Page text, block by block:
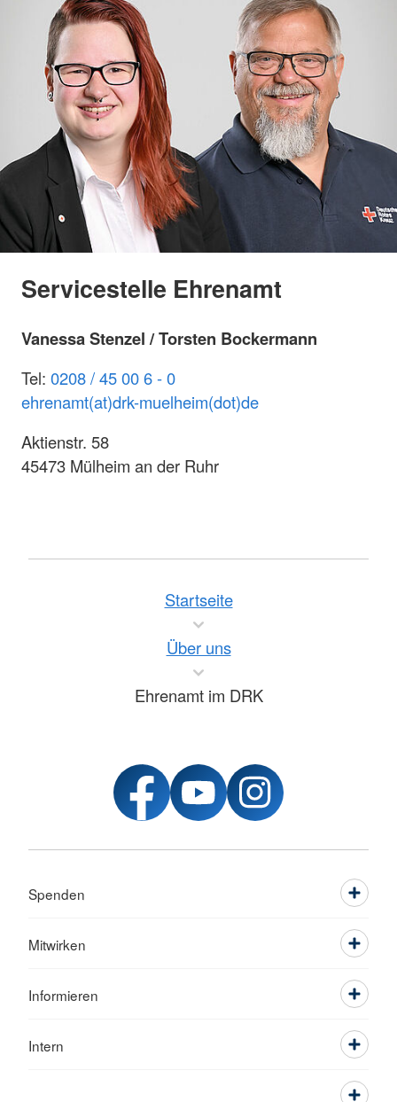
Servicestelle Ehrenamt
Vanessa Stenzel / Torsten Bockermann
Tel: 0208 / 45 00 6 - 0
ehrenamt(at)drk-muelheim(dot)de
Aktienstr. 58
45473 Mülheim an der Ruhr
Startseite
Über uns
Ehrenamt im DRK
Spenden
Mitwirken
Informieren
Intern